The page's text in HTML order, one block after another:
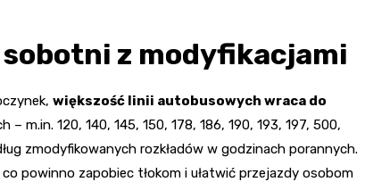
z modyfikacjami
większość linii autobusowych wraca do
– m.in. 120, 140, 145, 150, 178, 186, 190, 193, 197, 500,
zmodyfikowanych rozkładów w godzinach porannych.
powinno zapobiec tłokom i ułatwić przejazdy osobom